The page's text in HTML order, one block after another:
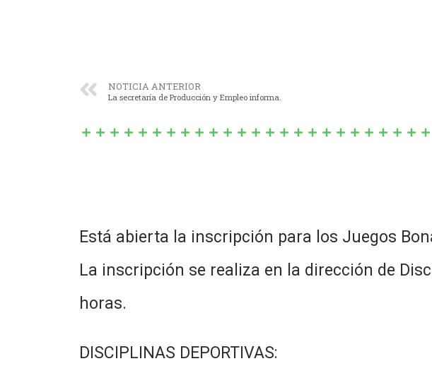
NOTICIA ANTERIOR
La secretaría de Producción y Empleo informa.
Está abierta la inscripción para los Juegos
La inscripción se realiza en la dirección de
horas.
DISCIPLINAS DEPORTIVAS: